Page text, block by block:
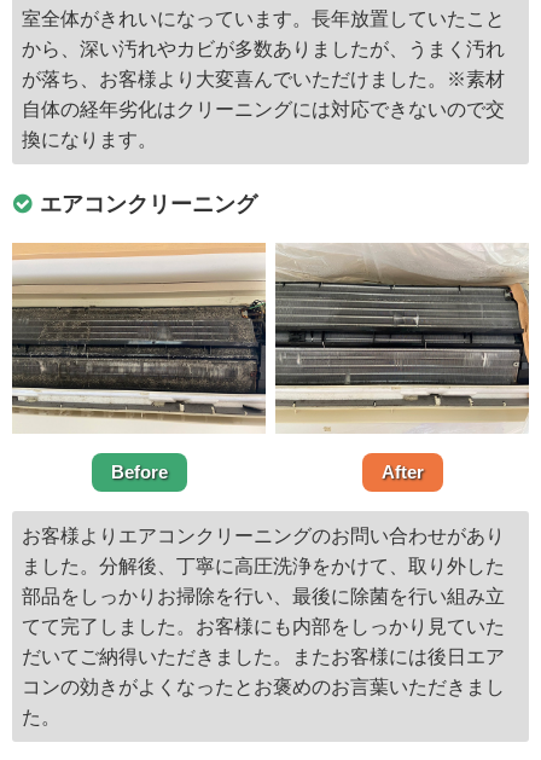
室全体がきれいになっています。長年放置していたこと
から、深い汚れやカビが多数ありましたが、うまく汚れ
が落ち、お客様より大変喜んでいただけました。※素材
自体の経年劣化はクリーニングには対応できないので交
換になります。
エアコンクリーニング
Before After
お客様よりエアコンクリーニングのお問い合わせがあり
ました。分解後、丁寧に高圧洗浄をかけて、取り外した
部品をしっかりお掃除を行い、最後に除菌を行い組み立
てて完了しました。お客様にも内部をしっかり見ていた
だいてご納得いただきました。またお客様には後日エア
コンの効きがよくなったとお褒めのお言葉いただきまし
た。